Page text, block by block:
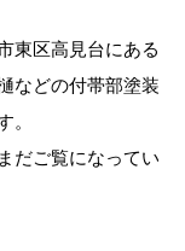
東区高見台にある
などの付帯部塗装
。
だご覧になってい